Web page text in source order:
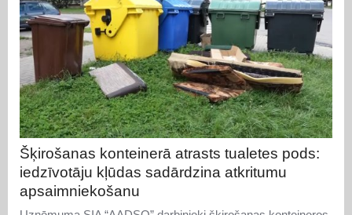
Šķirošanas konteinerā atrasts tualetes pods:
iedzīvotāju kļūdas sadārdzina atkritumu
apsaimniekošanu